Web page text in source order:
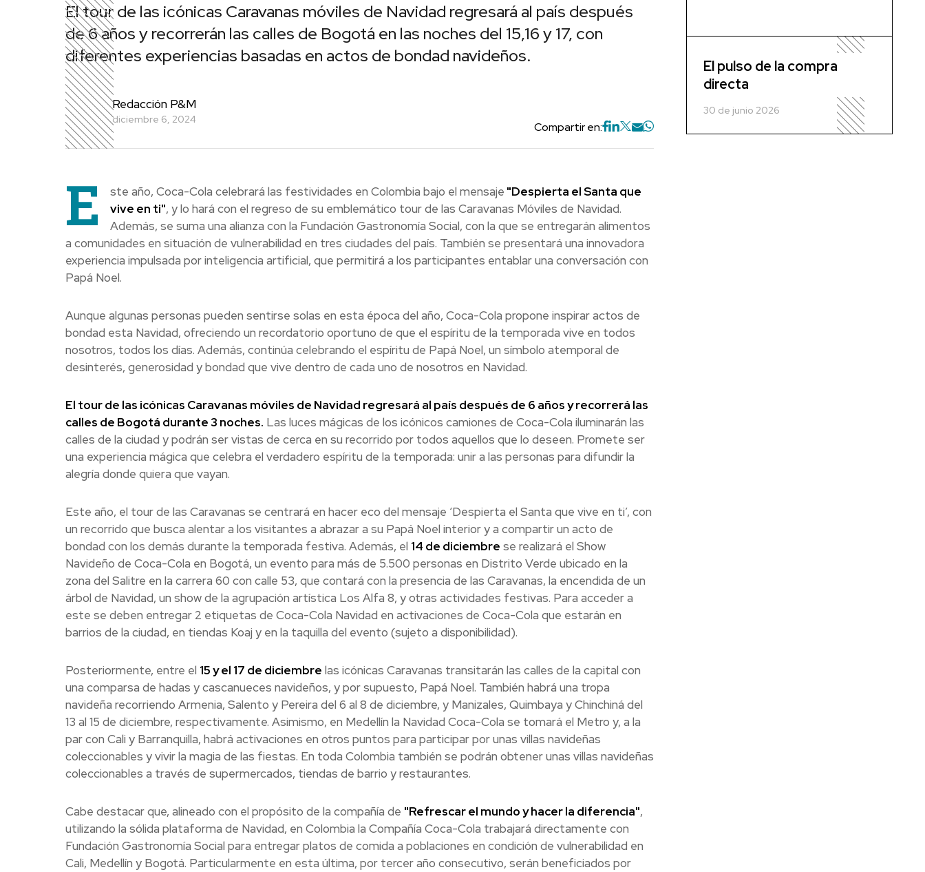
El tour de las icónicas Caravanas móviles de Navidad regresará al país después
de 6 años y recorrerán las calles de Bogotá en las noches del 15,16 y 17, con
diferentes experiencias basadas en actos de bondad navideños.
Redacción P&M
diciembre 6, 2024
Compartir en:
E ste año, Coca-Cola celebrará las festividades en Colombia bajo el mensaje "Despierta el Santa que
vive en ti", y lo hará con el regreso de su emblemático tour de las Caravanas Móviles de Navidad.
Además, se suma una alianza con la Fundación Gastronomía Social, con la que se entregarán alimentos
a comunidades en situación de vulnerabilidad en tres ciudades del país. También se presentará una innovadora
experiencia impulsada por inteligencia artificial, que permitirá a los participantes entablar una conversación con
Papá Noel.
Aunque algunas personas pueden sentirse solas en esta época del año, Coca-Cola propone inspirar actos de
bondad esta Navidad, ofreciendo un recordatorio oportuno de que el espíritu de la temporada vive en todos
nosotros, todos los días. Además, continúa celebrando el espíritu de Papá Noel, un símbolo atemporal de
desinterés, generosidad y bondad que vive dentro de cada uno de nosotros en Navidad.
El tour de las icónicas Caravanas móviles de Navidad regresará al país después de 6 años y recorrerá las
calles de Bogotá durante 3 noches. Las luces mágicas de los icónicos camiones de Coca-Cola iluminarán las
calles de la ciudad y podrán ser vistas de cerca en su recorrido por todos aquellos que lo deseen. Promete ser
una experiencia mágica que celebra el verdadero espíritu de la temporada: unir a las personas para difundir la
alegría donde quiera que vayan.
Este año, el tour de las Caravanas se centrará en hacer eco del mensaje ‘Despierta el Santa que vive en ti’, con
un recorrido que busca alentar a los visitantes a abrazar a su Papá Noel interior y a compartir un acto de
bondad con los demás durante la temporada festiva. Además, el 14 de diciembre se realizará el Show
Navideño de Coca-Cola en Bogotá, un evento para más de 5.500 personas en Distrito Verde ubicado en la
zona del Salitre en la carrera 60 con calle 53, que contará con la presencia de las Caravanas, la encendida de un
árbol de Navidad, un show de la agrupación artística Los Alfa 8, y otras actividades festivas. Para acceder a
este se deben entregar 2 etiquetas de Coca-Cola Navidad en activaciones de Coca-Cola que estarán en
barrios de la ciudad, en tiendas Koaj y en la taquilla del evento (sujeto a disponibilidad).
Posteriormente, entre el 15 y el 17 de diciembre las icónicas Caravanas transitarán las calles de la capital con
una comparsa de hadas y cascanueces navideños, y por supuesto, Papá Noel. También habrá una tropa
navideña recorriendo Armenia, Salento y Pereira del 6 al 8 de diciembre, y Manizales, Quimbaya y Chinchiná del
13 al 15 de diciembre, respectivamente. Asimismo, en Medellín la Navidad Coca-Cola se tomará el Metro y, a la
par con Cali y Barranquilla, habrá activaciones en otros puntos para participar por unas villas navideñas
coleccionables y vivir la magia de las fiestas. En toda Colombia también se podrán obtener unas villas navideñas
coleccionables a través de supermercados, tiendas de barrio y restaurantes.
Cabe destacar que, alineado con el propósito de la compañía de "Refrescar el mundo y hacer la diferencia",
utilizando la sólida plataforma de Navidad, en Colombia la Compañía Coca-Cola trabajará directamente con
Fundación Gastronomía Social para entregar platos de comida a poblaciones en condición de vulnerabilidad en
Cali, Medellín y Bogotá. Particularmente en esta última, por tercer año consecutivo, serán beneficiados por
El pulso de la compra
directa
30 de junio 2026